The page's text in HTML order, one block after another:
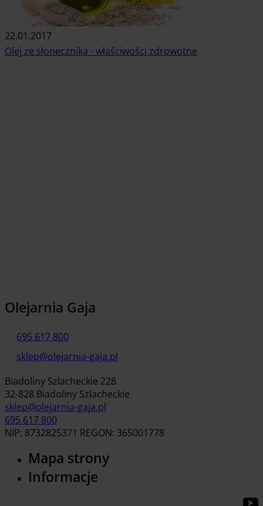
22.01.2017
Olej ze słonecznika - właściwości zdrowotne
Olejarnia Gaja
695 617 800
sklep@olejarnia-gaja.pl
Biadoliny Szlacheckie 228
32-828 Biadoliny Szlacheckie
sklep@olejarnia-gaja.pl
695 617 800
NIP: 8732825371 REGON: 365001778
Mapa strony
Informacje